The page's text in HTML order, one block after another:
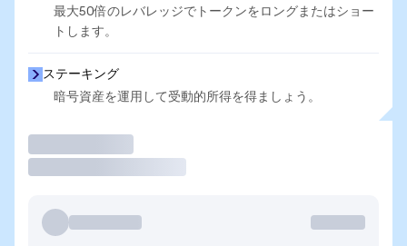
最大50倍のレバレッジでトークンをロングまたはショー
トします。
ステーキング
暗号資産を運用して受動的所得を得ましょう。